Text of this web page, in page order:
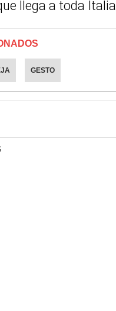
llega a toda Italia
GESTO